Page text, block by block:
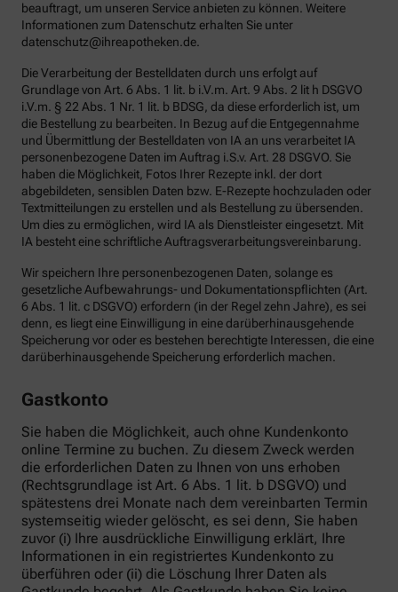
beauftragt, um unseren Service anbieten zu können. Weitere
Informationen zum Datenschutz erhalten Sie unter
datenschutz@ihreapotheken.de.
Die Verarbeitung der Bestelldaten durch uns erfolgt auf
Grundlage von Art. 6 Abs. 1 lit. b i.V.m. Art. 9 Abs. 2 lit h DSGVO
i.V.m. § 22 Abs. 1 Nr. 1 lit. b BDSG, da diese erforderlich ist, um
die Bestellung zu bearbeiten. In Bezug auf die Entgegennahme
und Übermittlung der Bestelldaten von IA an uns verarbeitet IA
personenbezogene Daten im Auftrag i.S.v. Art. 28 DSGVO. Sie
haben die Möglichkeit, Fotos Ihrer Rezepte inkl. der dort
abgebildeten, sensiblen Daten bzw. E-Rezepte hochzuladen oder
Textmitteilungen zu erstellen und als Bestellung zu übersenden.
Um dies zu ermöglichen, wird IA als Dienstleister eingesetzt. Mit
IA besteht eine schriftliche Auftragsverarbeitungsvereinbarung.
Wir speichern Ihre personenbezogenen Daten, solange es
gesetzliche Aufbewahrungs- und Dokumentationspflichten (Art.
6 Abs. 1 lit. c DSGVO) erfordern (in der Regel zehn Jahre), es sei
denn, es liegt eine Einwilligung in eine darüberhinausgehende
Speicherung vor oder es bestehen berechtigte Interessen, die eine
darüberhinausgehende Speicherung erforderlich machen.
Gastkonto
Sie haben die Möglichkeit, auch ohne Kundenkonto
online Termine zu buchen. Zu diesem Zweck werden
die erforderlichen Daten zu Ihnen von uns erhoben
(Rechtsgrundlage ist Art. 6 Abs. 1 lit. b DSGVO) und
spätestens drei Monate nach dem vereinbarten Termin
systemseitig wieder gelöscht, es sei denn, Sie haben
zuvor (i) Ihre ausdrückliche Einwilligung erklärt, Ihre
Informationen in ein registriertes Kundenkonto zu
überführen oder (ii) die Löschung Ihrer Daten als